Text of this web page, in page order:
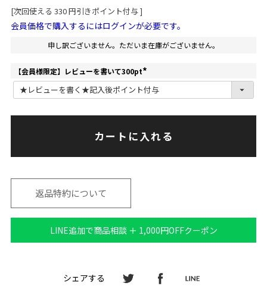
[次回使える 330円引きポイント付与 ]
会員価格で購入するにはログインが必要です。
申し訳ございません。ただいま在庫がございません。
【会員様限定】レビューを書いて300pt
(
必
須
)
カートに入れる
返品特約について
LINE追加で商品相談 ＋ 1,000円OFFクーポン
シェアする